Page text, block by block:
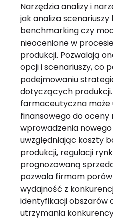
Narzędzia analizy i
jak analiza
benchmarking czy
nieocenione w
produkcji. Pozwalają
opcji i scenariuszy, co
podejmowaniu
dotyczących
farmaceutyczna może
finansowego do
wprowadzenia
uwzględniając koszty
produkcji, regulacji
prognozowaną
pozwala firmom
wydajność z
identyfikacji obszarów
utrzymania